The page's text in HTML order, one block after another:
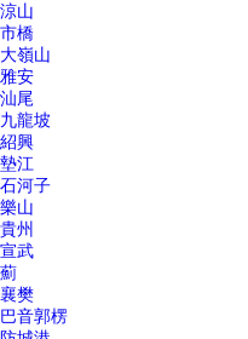
涼山
市橋
大嶺山
雅安
汕尾
九龍坡
紹興
墊江
石河子
樂山
貴州
宣武
薊
襄樊
巴音郭楞